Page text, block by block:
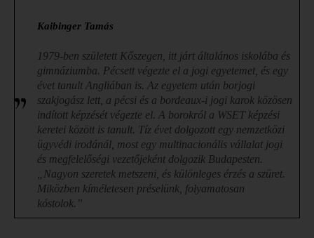
Kaibinger Tamás
1979-ben született Kőszegen, itt járt általános iskolába és
gimnáziumba. Pécsett végezte el a jogi egyetemet, és egy
évet tanult Angliában is. Az egyetem után borjogi
szakjogász lett, a pécsi és a bordeaux-i jogi karok közösen
indított képzését végezte el. A borokról a WSET képzési
keretei között is tanult. Tíz évet dolgozott egy nemzetközi
ügyvédi irodánál, most egy multinacionális vállalat jogi
és megfelelőségi vezetőjeként dolgozik Budapesten.
„Nagyon szeretek metszeni, és különleges érzés a szüret.
Miközben kíméletesen préselünk, folyamatosan
kóstolok.”